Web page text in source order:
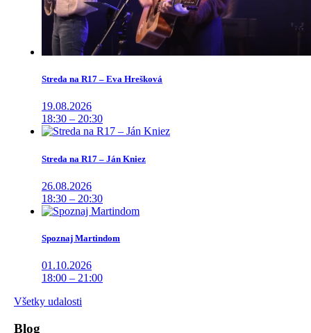
Streda na R17 – Eva Hrešková
19.08.2026
18:30 – 20:30
Streda na R17 – Ján Kniez
26.08.2026
18:30 – 20:30
Spoznaj Martindom
01.10.2026
18:00 – 21:00
Všetky udalosti
Blog